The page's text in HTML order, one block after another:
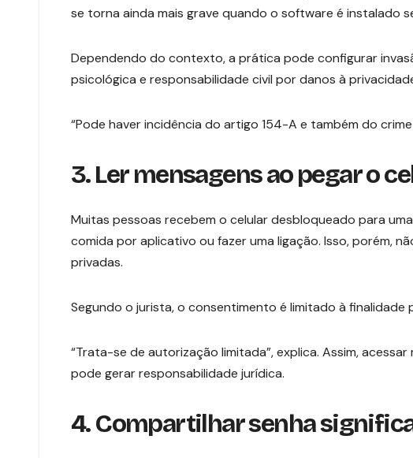
se torna ainda mais grave quando o software é instalado
Dependendo do contexto, a prática pode configurar
psicológica e responsabilidade civil por danos à
“Pode haver incidência do artigo 154-A e também do
3. Ler mensagens ao pegar o
Muitas pessoas recebem o celular desbloqueado para
comida por aplicativo ou fazer uma ligação. Isso, porém,
privadas.
Segundo o jurista, o consentimento é limitado à finalidade
“Trata-se de autorização limitada”, explica. Assim,
pode gerar responsabilidade jurídica.
4. Compartilhar senha